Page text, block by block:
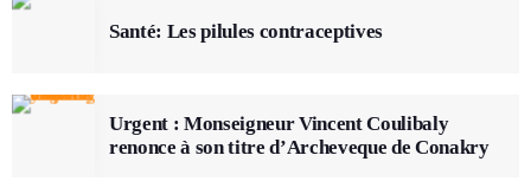
Santé: Les pilules contraceptives
Urgent : Monseigneur Vincent Coulibaly
renonce à son titre d’Archeveque de Conakry